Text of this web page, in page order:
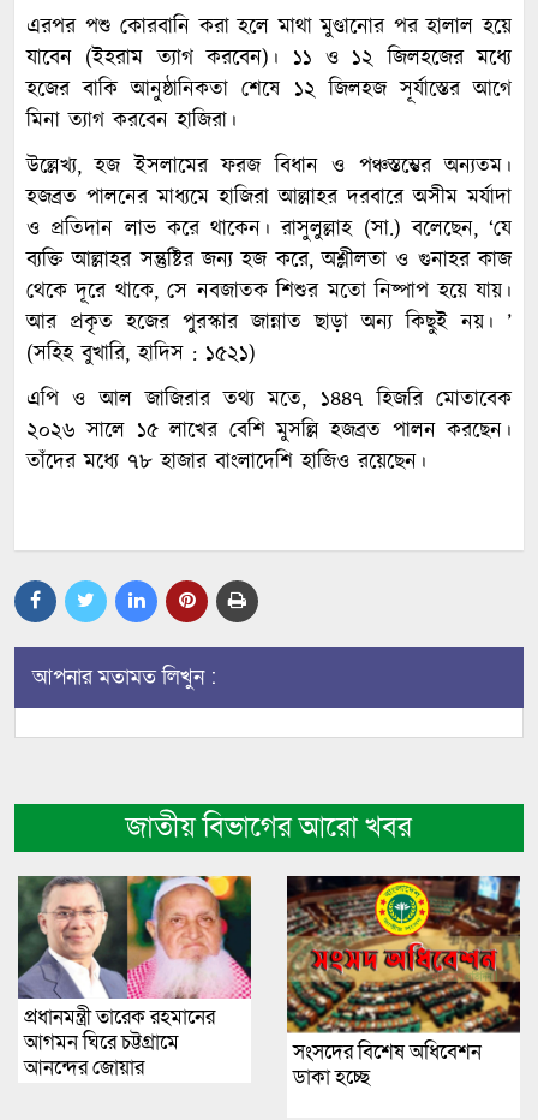
এরপর পশু কোরবানি করা হলে মাথা মুণ্ডানোর পর হালাল হয়ে
যাবেন (ইহরাম ত্যাগ করবেন)। ১১ ও ১২ জিলহজের মধ্যে
হজের বাকি আনুষ্ঠানিকতা শেষে ১২ জিলহজ সূর্যাস্তের আগে
মিনা ত্যাগ করবেন হাজিরা।
উল্লেখ্য, হজ ইসলামের ফরজ বিধান ও পঞ্চস্তম্ভের অন্যতম।
হজব্রত পালনের মাধ্যমে হাজিরা আল্লাহর দরবারে অসীম মর্যাদা
ও প্রতিদান লাভ করে থাকেন। রাসুলুল্লাহ (সা.) বলেছেন, ‘যে
ব্যক্তি আল্লাহর সন্তুষ্টির জন্য হজ করে, অশ্লীলতা ও গুনাহর কাজ
থেকে দূরে থাকে, সে নবজাতক শিশুর মতো নিষ্পাপ হয়ে যায়।
আর প্রকৃত হজের পুরস্কার জান্নাত ছাড়া অন্য কিছুই নয়। ’
(সহিহ বুখারি, হাদিস : ১৫২১)
এপি ও আল জাজিরার তথ্য মতে, ১৪৪৭ হিজরি মোতাবেক
২০২৬ সালে ১৫ লাখের বেশি মুসল্লি হজব্রত পালন করছেন।
তাঁদের মধ্যে ৭৮ হাজার বাংলাদেশি হাজিও রয়েছেন।
আপনার মতামত লিখুন :
জাতীয় বিভাগের আরো খবর
প্রধানমন্ত্রী তারেক রহমানের
আগমন ঘিরে চট্টগ্রামে
আনন্দের জোয়ার
সংসদের বিশেষ অধিবেশন
ডাকা হচ্ছে